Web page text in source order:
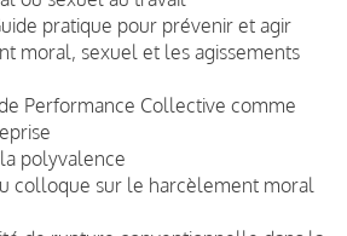
pratique pour prévenir et agir
moral, sexuel et les agissements
Performance Collective comme
la polyvalence
colloque sur le harcèlement moral